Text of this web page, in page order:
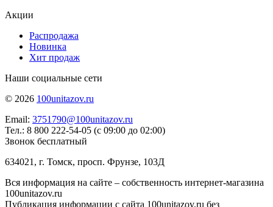
Акции
Распродажа
Новинка
Хит продаж
Наши социальные сети
© 2026 100unitazov.ru
Email: 3751790@100unitazov.ru
Тел.: 8 800 222-54-05 (с 09:00 до 02:00)
Звонок бесплатный
634021, г. Томск, просп. Фрунзе, 103Д
Вся информация на сайте – собственность интернет-магазина
100unitazov.ru
Публикация информации с сайта 100unitazov.ru без